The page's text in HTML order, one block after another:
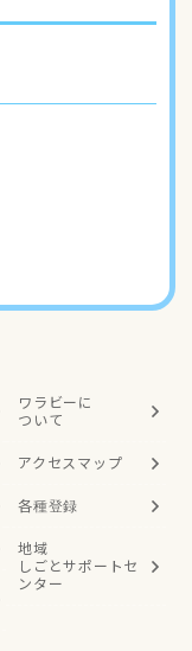
ワラビーに
ついて
アクセスマップ
各種登録
地域
しごとサポートセ
ンター